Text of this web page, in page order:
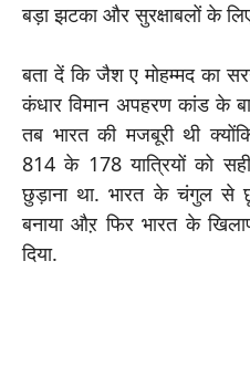
बड़ा झटका और सुरक्षाबलों के लिए
बता दें कि जैश ए मोहम्मद का
कंधार विमान अपहरण कांड के
तब भारत की मजबूरी थी
814 के 178 यात्रियों को
छुड़ाना था. भारत के चंगुल से
बनाया औऱ फिर भारत के
दिया.